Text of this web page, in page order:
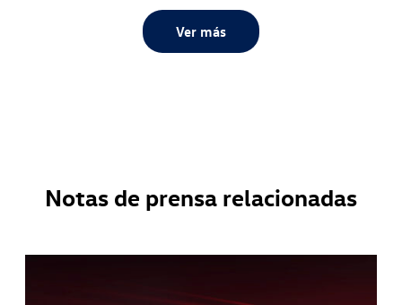
Ver más
Notas de prensa relacionadas